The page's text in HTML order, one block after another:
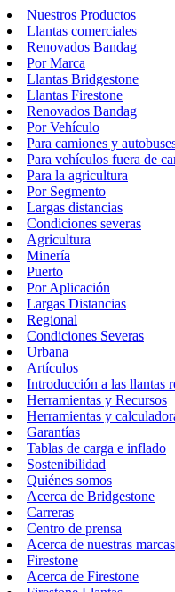
Nuestros Productos
Llantas comerciales
Renovados Bandag
Por Marca
Llantas Bridgestone
Llantas Firestone
Renovados Bandag
Por Vehículo
Para camiones y
Para vehículos fuera de
Para la agricultura
Por Segmento
Largas distancias
Condiciones severas
Agricultura
Minería
Puerto
Por Aplicación
Largas Distancias
Regional
Condiciones Severas
Urbana
Artículos
Introducción a las llantas
Herramientas y Recursos
Herramientas y
Garantías
Tablas de carga e inflado
Sostenibilidad
Quiénes somos
Acerca de Bridgestone
Carreras
Centro de prensa
Acerca de nuestras marcas
Firestone
Acerca de Firestone